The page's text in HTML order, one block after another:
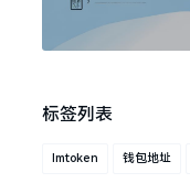
标签列表
Imtoken 钱包地址